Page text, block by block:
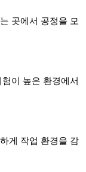
곳에서 공정을 모
이 높은 환경에서
게 작업 환경을 감